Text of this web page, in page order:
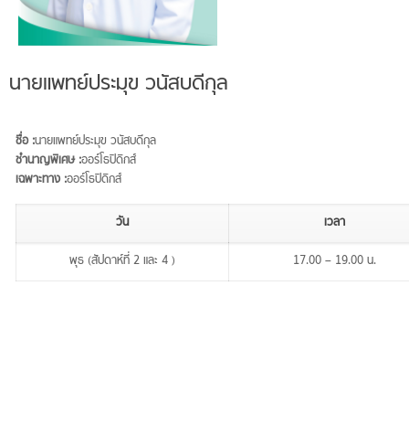
นายแพทย์ประมุข วนัสบดีกุล
ชื่อ :นายแพทย์ประมุข วนัสบดีกุล
ชำนาญพิเศษ :ออร์โธปิดิกส์
เฉพาะทาง :ออร์โธปิดิกส์
วัน เวลา
พุธ (สัปดาห์ที่ 2 และ 4 ) 17.00 – 19.00 น.